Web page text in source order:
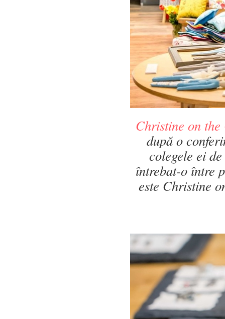
Christine on the
după o
colegele ei
întrebat-o între
este Christine